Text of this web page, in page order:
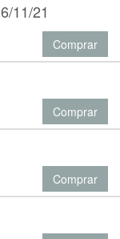
11/21
Comprar
Comprar
Comprar